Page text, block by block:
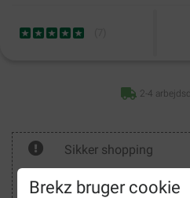
Brekz bruger cookie
2-4
Sikker shopping